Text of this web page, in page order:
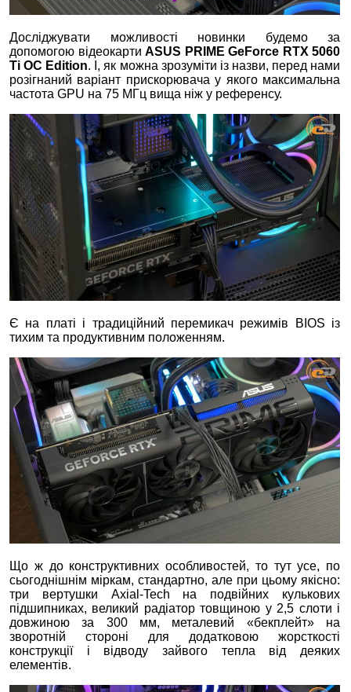
Досліджувати можливості новинки будемо за
допомогою відеокартиASUS PRIME GeForce RTX 5060
Ti OC Edition. І, як можна зрозуміти із назви, перед нами
розігнаний варіант прискорювача у якого максимальна
частота GPU на 75 МГц вища ніж у референсу.
Є на платі і традиційний перемикач режимів BIOS із
тихим та продуктивним положенням.
Що ж до конструктивних особливостей, то тут усе, по
сьогоднішнім міркам, стандартно, але при цьому якісно:
три вертушки Axial-Tech на подвійних кулькових
підшипниках, великий радіатор товщиною у 2,5 слоти і
довжиною за 300 мм, металевий «бекплейт» на
зворотній стороні для додатковою жорсткості
конструкції і відводу зайвого тепла від деяких
елементів.